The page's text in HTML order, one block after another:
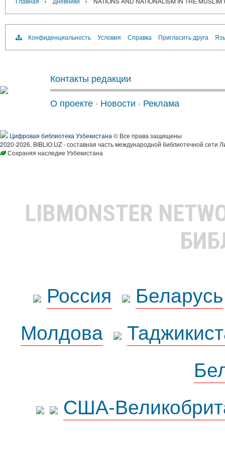
Конфиденциальность Условия Справка Пригласить друга
Контакты редакции
О проекте · Новости · Реклама
Цифровая библиотека Узбекистана © Все права защищены
2020-2026, BIBLIO.UZ - составная часть международной библиотечной сети
Сохраняя наследие Узбекистана
LIBMONSTER
Россия
Беларусь
Молдова
США-